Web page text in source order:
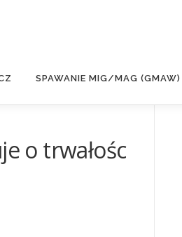
SPAWANIE MIG/MAG (GMAW)
o trwałośc